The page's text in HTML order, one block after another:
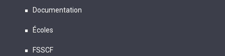
Documentation
Écoles
FSSCF